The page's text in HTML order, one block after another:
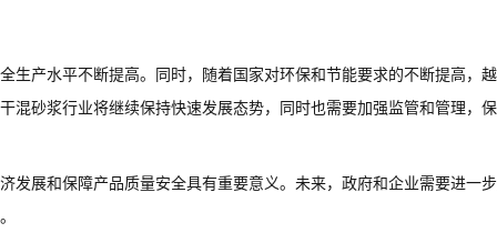
生产水平不断提高。同时，随着国家对环保和节能要求的不断提高，
混砂浆行业将继续保持快速发展态势，同时也需要加强监管和管理，
发展和保障产品质量安全具有重要意义。未来，政府和企业需要进一